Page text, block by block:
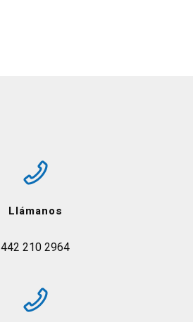
Llámanos
442 210 2964